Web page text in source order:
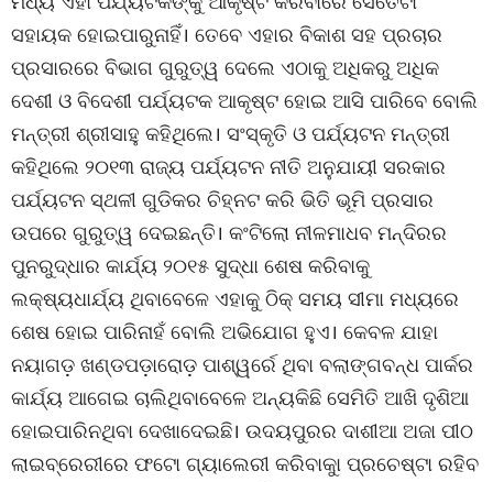
ସହାୟକ ହୋଇପାରୁନାହିଁ। ତେବେ ଏହାର ବିକାଶ ସହ ପ୍ରଚାର
ପ୍ରସାରରେ ବିଭାଗ ଗୁରୁତ୍ୱ ଦେଲେ ଏଠାକୁ ଅଧିକରୁ ଅଧିକ
ଦେଶୀ ଓ ବିଦେଶୀ ପର୍ଯ୍ୟଟକ ଆକୃଷ୍ଟ ହୋଇ ଆସି ପାରିବେ ବୋଲି
ମନ୍ତ୍ରୀ ଶ୍ରୀସାହୁ କହିଥିଲେ। ସଂସ୍କୃତି ଓ ପର୍ଯ୍ୟଟନ ମନ୍ତ୍ରୀ
କହିଥିଲେ ୨୦୧୩ ରାଜ୍ୟ ପର୍ଯ୍ୟଟନ ନୀତି ଅନୁଯାୟୀ ସରକାର
ପର୍ଯ୍ୟଟନ ସ୍ଥଳୀ ଗୁଡିକର ଚିହ୍ନଟ କରି ଭିତି ଭୂମି ପ୍ରସାର
ଉପରେ ଗୁରୁତ୍ୱ ଦେଇଛନ୍ତି। କଂଟିଲୋ ନୀଳମାଧବ ମନ୍ଦିରର
ପୁନରୁଦ୍ଧାର କାର୍ଯ୍ୟ ୨୦୧୫ ସୁଦ୍ଧା ଶେଷ କରିବାକୁ
ଲକ୍ଷ୍ୟଧାର୍ଯ୍ୟ ଥିବାବେଳେ ଏହାକୁ ଠିକ୍ ସମୟ ସୀମା ମଧ୍ୟରେ
ଶେଷ ହୋଇ ପାରିନାହଁ ବୋଲି ଅଭିଯୋଗ ହୁଏ। କେବଳ ଯାହା
ନୟାଗଡ଼ ଖଣ୍ଡପଡ଼ାରୋଡ଼ ପାଶ୍ୱର୍ରେ ଥିବା ବଲାଙ୍ଗବନ୍ଧ ପାର୍କର
କାର୍ଯ୍ୟ ଆଗେଇ ଚାଲିଥିବାବେଳେ ଅନ୍ୟକିଛି ସେମିତି ଆଖି ଦୃଶିଆ
ହୋଇପାରିନଥିବା ଦେଖାଦେଇଛି। ଉଦୟପୁରର ଦାଶୀଆ ଅଜା ପୀଠ
ଲାଇବ୍ରେରୀରେ ଫଟୋ ଗ୍ୟାଲେରୀ କରିବାକାୁ ପ୍ରଚେଷ୍ଟା ରହିବ